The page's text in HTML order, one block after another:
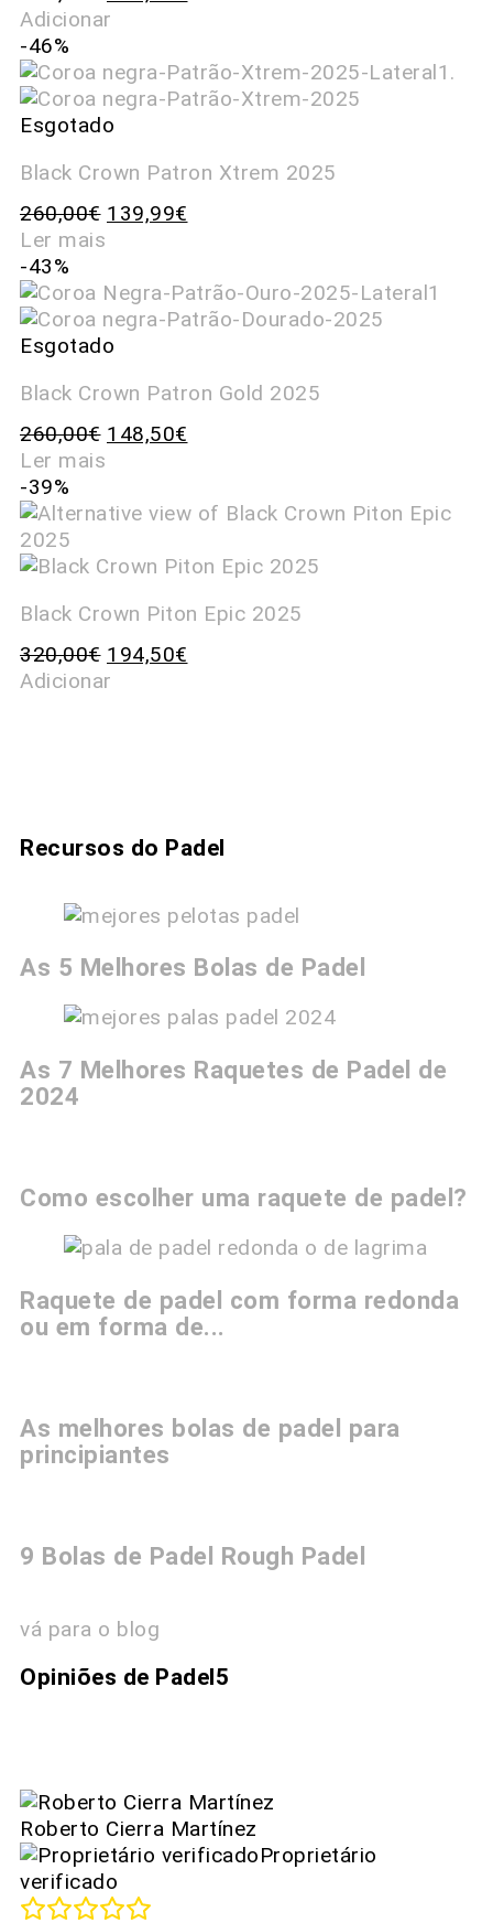
Adicionar
-46%
Esgotado
Black Crown Patron Xtrem 2025
260,00€ 139,99€
Ler mais
-43%
Esgotado
Black Crown Patron Gold 2025
260,00€ 148,50€
Ler mais
-39%
Black Crown Piton Epic 2025
320,00€ 194,50€
Adicionar
Recursos do Padel
As 5 Melhores Bolas de Padel
As 7 Melhores Raquetes de Padel de
2024
Como escolher uma raquete de padel?
Raquete de padel com forma redonda
ou em forma de...
As melhores bolas de padel para
principiantes
9 Bolas de Padel Rough Padel
vá para o blog
Opiniões de Padel5
Roberto Cierra Martínez
Proprietário
verificado